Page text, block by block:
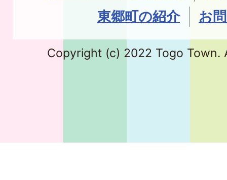
東郷町の紹介
お
Copyright (c) 2022 Togo Town.